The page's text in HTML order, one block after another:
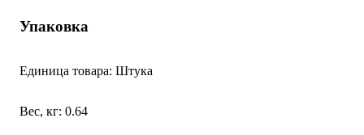
Упаковка
Единица товара: Штука
Вес, кг: 0.64